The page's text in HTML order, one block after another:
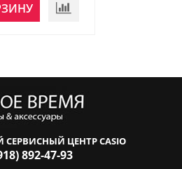
ЦЕНТР CASIO
892-47-93